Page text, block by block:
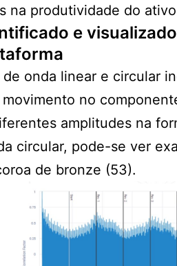
na produtividade do
e visualizado
onda linear e circular
no
amplitudes na
circular, pode-se ver
de bronze (53).